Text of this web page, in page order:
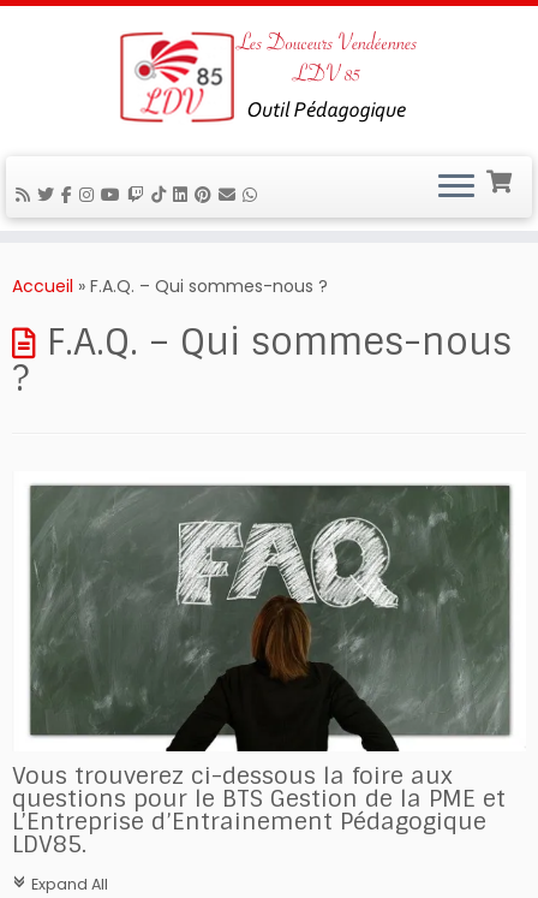
auAccueil » F.A.Q. – Qui sommes-nous ?
F.A.Q. – Qui sommes-nous
?
Vous trouverez ci-dessous la foire aux
questions pour le BTS Gestion de la PME et
L’Entreprise d’Entrainement Pédagogique
LDV85.
c Expand All